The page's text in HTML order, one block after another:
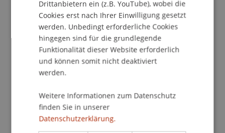
Drittanbietern ein (z.B. YouTube), wobei die
Cookies erst nach Ihrer Einwilligung gesetzt
werden. Unbedingt erforderliche Cookies
hingegen sind für die grundlegende
Funktionalität dieser Website erforderlich
und können somit nicht deaktiviert
werden.
Weitere Informationen zum Datenschutz
finden Sie in unserer
Datenschutzerklärung.